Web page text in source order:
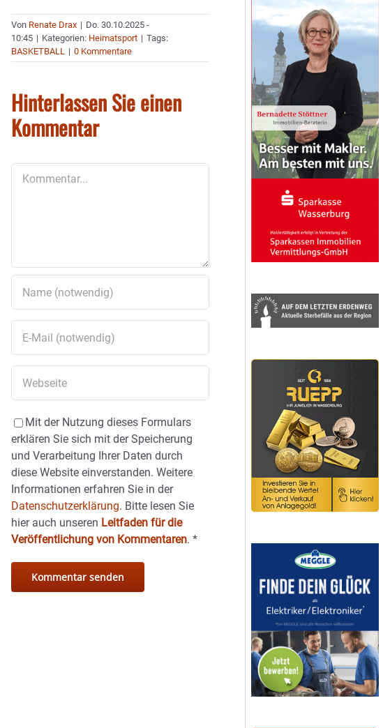
Von Renate Drax | Do. 30.10.2025 -
10:45 | Kategorien: Heimatsport | Tags:
BASKETBALL | 0 Kommentare
Hinterlassen Sie einen
Kommentar
Mit der Nutzung dieses Formulars
erklären Sie sich mit der Speicherung
und Verarbeitung Ihrer Daten durch
diese Website einverstanden. Weitere
Informationen erfahren Sie in der
Datenschutzerklärung. Bitte lesen Sie
hier auch unseren Leitfaden für die
Veröffentlichung von Kommentaren.*